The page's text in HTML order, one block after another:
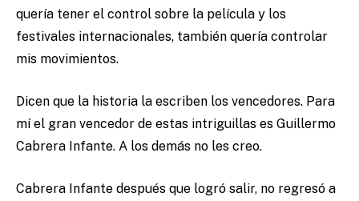
quería tener el control sobre la película y los
festivales internacionales, también quería controlar
mis movimientos.
Dicen que la historia la escriben los vencedores. Para
mí el gran vencedor de estas intriguillas es Guillermo
Cabrera Infante. A los demás no les creo.
Cabrera Infante después que logró salir, no regresó a